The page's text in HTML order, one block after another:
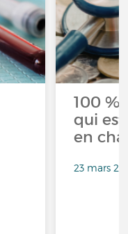
100 %
qui
en
23 mars